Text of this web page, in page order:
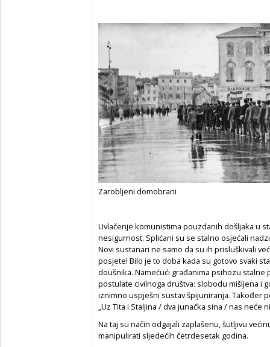
Zarobljeni domobrani
Uvlačenje komunistima pouzdanih došljaka u
nesigurnost. Splićani su se stalno osjećali
Novi sustanari ne samo da su ih prisluškivali
posjete! Bilo je to doba kada su gotovo svaki
doušnika. Namećući građanima psihozu
postulate civilnoga društva: slobodu mišljena i
iznimno uspješni sustav špijuniranja. Također
„Uz Tita i Staljina / dva junačka sina / nas neće
Na taj su način odgajali zaplašenu, šutljivu
manipulirati sljedećih četrdesetak godina.